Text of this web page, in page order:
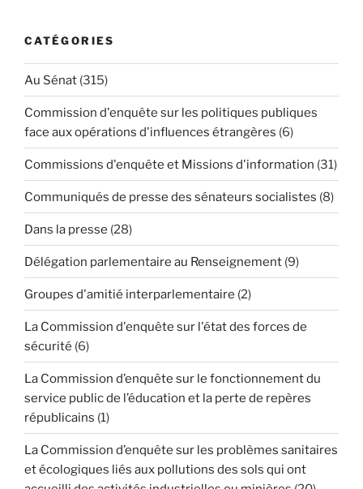
CATÉGORIES
Au Sénat (315)
Commission d'enquête sur les politiques publiques
face aux opérations d'influences étrangères (6)
Commissions d'enquête et Missions d'information (31)
Communiqués de presse des sénateurs socialistes (8)
Dans la presse (28)
Délégation parlementaire au Renseignement (9)
Groupes d'amitié interparlementaire (2)
La Commission d'enquête sur l'état des forces de
sécurité (6)
La Commission d’enquête sur le fonctionnement du
service public de l’éducation et la perte de repères
républicains (1)
La Commission d’enquête sur les problèmes sanitaires
et écologiques liés aux pollutions des sols qui ont